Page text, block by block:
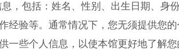
，包括：姓名、性别、出生日期、身
经验等。通常情况下，您无须提供您
一些个人信息，以使本馆更好地了解